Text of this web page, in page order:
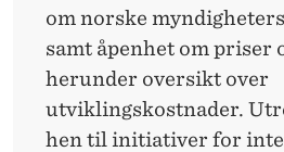
om norske
samt åpenhet om priser
herunder oversikt over
utviklingskostnader.
hen til initiativer for